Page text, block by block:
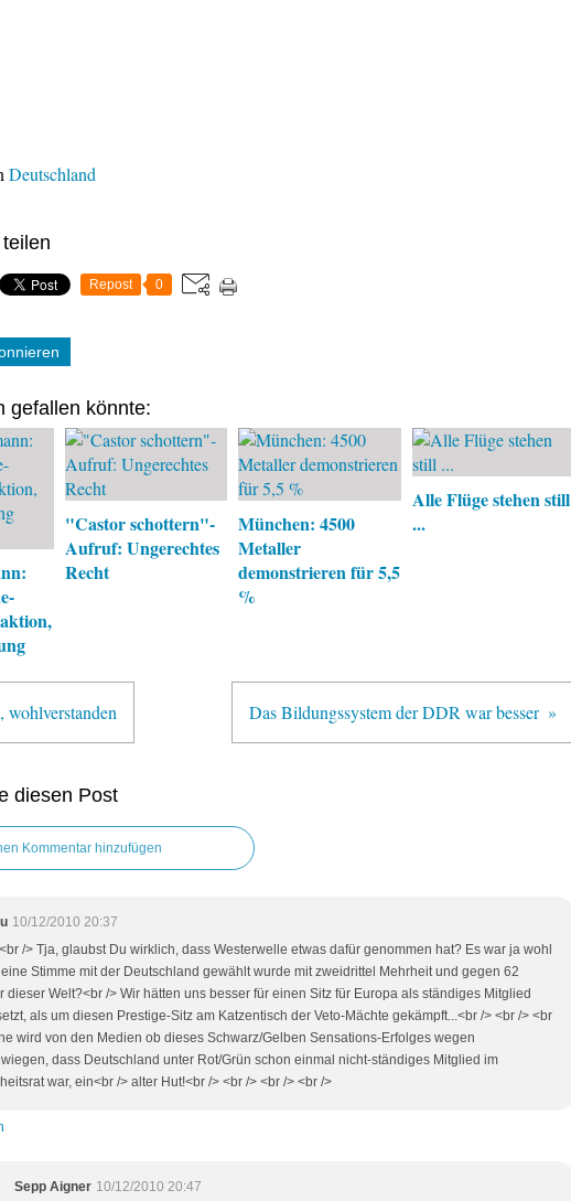
Deutschland
Repost 0
gefallen könnte:
"Castor schottern"-
Aufruf: Ungerechtes
Recht
München: 4500
Metaller
demonstrieren für 5,5
%
Alle Flüge stehen still
...
wohlverstanden Das Bildungssystem der DDR war besser
diesen Post
Kommentar hinzufügen
10/12/2010 20:37
/> Tja, glaubst Du wirklich, dass Westerwelle etwas dafür genommen hat? Es war ja wohl
Stimme mit der Deutschland gewählt wurde mit zweidrittel Mehrheit und gegen 62
dieser Welt?<br /> Wir hätten uns besser für einen Sitz für Europa als ständiges Mitglied
als um diesen Prestige-Sitz am Katzentisch der Veto-Mächte gekämpft...<br /> <br /> <br
wird von den Medien ob dieses Schwarz/Gelben Sensations-Erfolges wegen
dass Deutschland unter Rot/Grün schon einmal nicht-ständiges Mitglied im
war, ein<br /> alter Hut!<br /> <br /> <br /> <br />
Sepp Aigner 10/12/2010 20:47